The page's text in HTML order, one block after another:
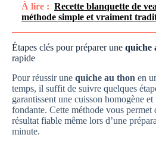
À lire : Recette blanquette de
méthode simple et vraiment
Étapes clés pour préparer une quiche
rapide
Pour réussir une quiche au thon en
temps, il suffit de suivre quelques
garantissent une cuisson homogène
fondante. Cette méthode vous permet
résultat fiable même lors d’une
minute.